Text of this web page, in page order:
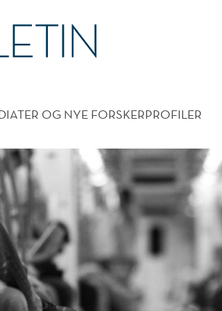
OG NYE FORSKERPROFILER